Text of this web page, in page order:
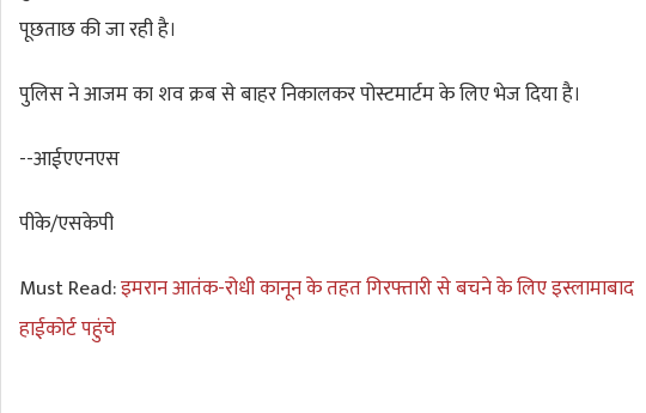
पूछताछ की जा रही है।
पुलिस ने आजम का शव क्रब से बाहर निकालकर पोस्टमार्टम के लिए भेज दिया है।
--आईएएनएस
पीके/एसकेपी
Must Read:इमरान आतंक-रोधी कानून के तहत गिरफ्तारी से बचने के लिए इस्लामाबाद
हाईकोर्ट पहुंचे